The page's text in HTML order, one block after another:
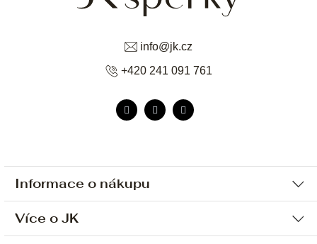
Informace o nákupu
Ochrana osobních údajů
Více o JK
info@jk.cz
+420 241 091 761